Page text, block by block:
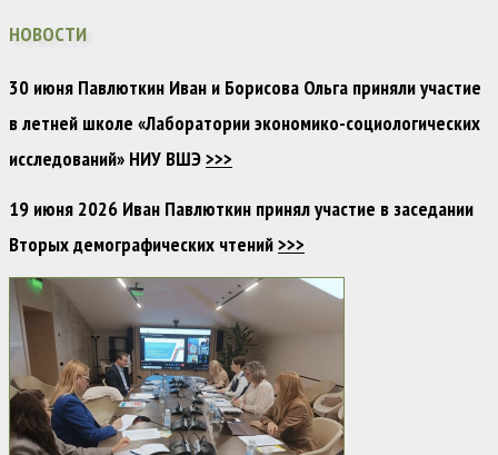
НОВОСТИ
30 июня Павлюткин Иван и Борисова Ольга приняли участие
в летней школе «Лаборатории экономико-социологических
исследований» НИУ ВШЭ>>>
19 июня 2026 Иван Павлюткин принял участие в заседании
Вторых демографических чтений>>>